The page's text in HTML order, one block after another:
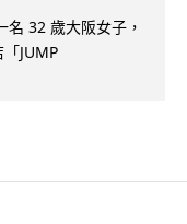
32 歲大阪女子，
JUMP